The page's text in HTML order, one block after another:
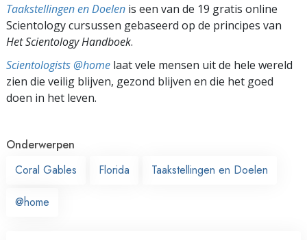
Taakstellingen en Doelen is een van de 19 gratis online
Scientology cursussen gebaseerd op de principes van
Het Scientology Handboek.
Scientologists @home laat vele mensen uit de hele wereld
zien die veilig blijven, gezond blijven en die het goed
doen in het leven.
Onderwerpen
Coral Gables
Florida Taakstellingen en Doelen
@home